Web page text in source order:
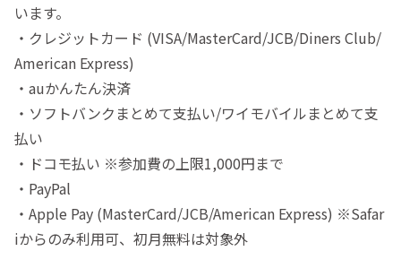
います。
・クレジットカード (VISA/MasterCard/JCB/Diners Club/
American Express)
・auかんたん決済
・ソフトバンクまとめて支払い/ワイモバイルまとめて支
払い
・ドコモ払い ※参加費の上限1,000円まで
・PayPal
・Apple Pay (MasterCard/JCB/American Express) ※Safar
iからのみ利用可、初月無料は対象外